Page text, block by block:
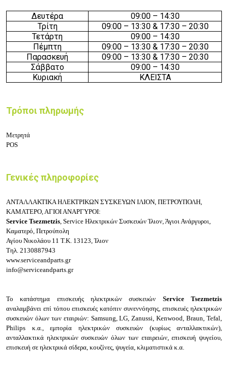
Δευτέρα
09:00 – 14:30
Τρίτη
09:00 – 13:30 & 17:30 – 20:30
Τετάρτη
09:00 – 14:30
Πέμπτη
09:00 – 13:30 & 17:30 – 20:30
Παρασκευή
09:00 – 13:30 & 17:30 – 20:30
Σάββατο
09:00 – 14:30
Κυριακή
ΚΛΕΙΣΤΑ
Τρόποι πληρωμής
Μετρητά
POS
Γενικές πληροφορίες
ΑΝΤΑΛΛΑΚΤΙΚΑ ΗΛΕΚΤΡΙΚΩΝ ΣΥΣΚΕΥΩΝ ΙΛΙΟΝ, ΠΕΤΡΟΥΠΟΛΗ,
ΚΑΜΑΤΕΡΟ, ΑΓΙΟΙ ΑΝΑΡΓΥΡΟΙ:
Service Tsezmetzis, Service Ηλεκτρικών ΣυσκευώνΊλιον, Άγιοι Ανάργυροι,
Καματερό, Πετρούπολη
Αγίου Νικολάου 11 Τ.Κ. 13123, Ίλιον
Τηλ. 2130887943
www.serviceandparts.gr
info@serviceandparts.gr
Το κατάστημα επισκευής ηλεκτρικών συσκευών Service Tsezmetzis
αναλαμβάνει επί τόπου επισκευές κατόπιν συνεννόησης, επισκευές ηλεκτρικών
συσκευών όλων των εταιριών: Samsung, LG, Zanussi, Kenwood, Braun, Tefal,
Philips κ.α., εμπορία ηλεκτρικών συσκευών (κυρίως ανταλλακτικών),
ανταλλακτικά ηλεκτρικών συσκευών όλων των εταιρειών, επισκευή ψυγείου,
επισκευή σε ηλεκτρικά σίδερα, κουζίνες, ψυγεία, κλιματιστικά κ.α.